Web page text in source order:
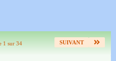
SUIVANT
1 sur 34